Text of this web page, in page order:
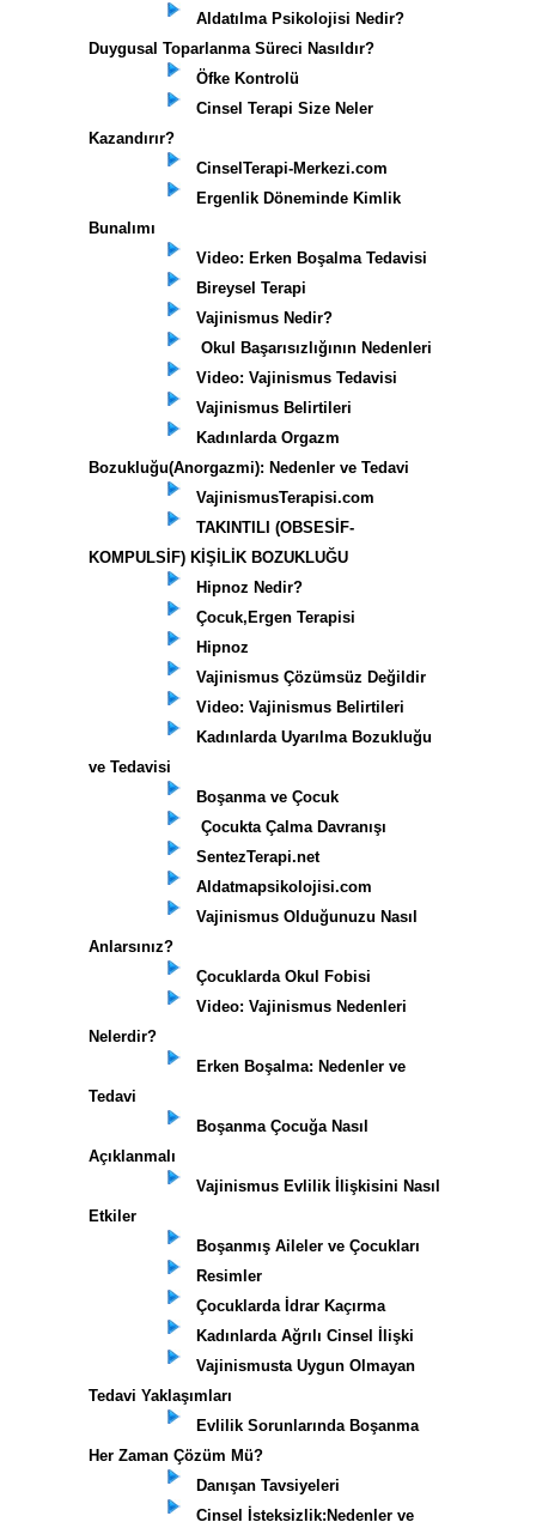
Aldatılma Psikolojisi Nedir?
Duygusal Toparlanma Süreci Nasıldır?
Öfke Kontrolü
Cinsel Terapi Size Neler
Kazandırır?
CinselTerapi-Merkezi.com
Ergenlik Döneminde Kimlik
Bunalımı
Video: Erken Boşalma Tedavisi
Bireysel Terapi
Vajinismus Nedir?
Okul Başarısızlığının Nedenleri
Video: Vajinismus Tedavisi
Vajinismus Belirtileri
Kadınlarda Orgazm
Bozukluğu(Anorgazmi): Nedenler ve Tedavi
VajinismusTerapisi.com
TAKINTILI (OBSESİF-
KOMPULSİF) KİŞİLİK BOZUKLUĞU
Hipnoz Nedir?
Çocuk,Ergen Terapisi
Hipnoz
Vajinismus Çözümsüz Değildir
Video: Vajinismus Belirtileri
Kadınlarda Uyarılma Bozukluğu
ve Tedavisi
Boşanma ve Çocuk
Çocukta Çalma Davranışı
SentezTerapi.net
Aldatmapsikolojisi.com
Vajinismus Olduğunuzu Nasıl
Anlarsınız?
Çocuklarda Okul Fobisi
Video: Vajinismus Nedenleri
Nelerdir?
Erken Boşalma: Nedenler ve
Tedavi
Boşanma Çocuğa Nasıl
Açıklanmalı
Vajinismus Evlilik İlişkisini Nasıl
Etkiler
Boşanmış Aileler ve Çocukları
Resimler
Çocuklarda İdrar Kaçırma
Kadınlarda Ağrılı Cinsel İlişki
Vajinismusta Uygun Olmayan
Tedavi Yaklaşımları
Evlilik Sorunlarında Boşanma
Her Zaman Çözüm Mü?
Danışan Tavsiyeleri
Cinsel İsteksizlik:Nedenler ve